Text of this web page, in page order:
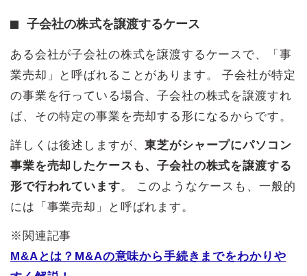
子会社の株式を譲渡するケース
ある会社が子会社の株式を譲渡するケースで、「事
業売却」と呼ばれることがあります。 子会社が特定
の事業を行っている場合、子会社の株式を譲渡すれ
ば、その特定の事業を売却する形になるからです。
詳しくは後述しますが、東芝がシャープにパソコン
事業を売却したケースも、子会社の株式を譲渡する
形で行われています。 このようなケースも、一般的
には「事業売却」と呼ばれます。
※関連記事
M&Aとは？M&Aの意味から手続きまでをわかりや